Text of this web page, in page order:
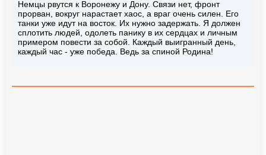
Немцы рвутся к Воронежу и Дону. Связи нет, фронт
прорван, вокруг нарастает хаос, а враг очень силен. Его
танки уже идут на восток. Их нужно задержать. Я должен
сплотить людей, одолеть панику в их сердцах и личным
примером повести за собой. Каждый выигранный день,
каждый час - уже победа. Ведь за спиной Родина!